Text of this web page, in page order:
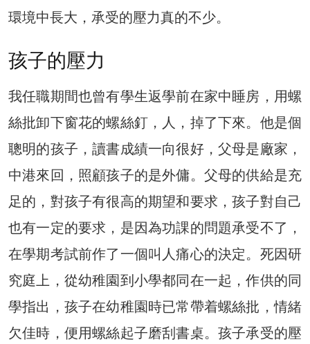
環境中長大，承受的壓力真的不少。
孩子的壓力
我任職期間也曾有學生返學前在家中睡房，用螺
絲批卸下窗花的螺絲釘，人，掉了下來。他是個
聰明的孩子，讀書成績一向很好，父母是廠家，
中港來回，照顧孩子的是外傭。父母的供給是充
足的，對孩子有很高的期望和要求，孩子對自己
也有一定的要求，是因為功課的問題承受不了，
在學期考試前作了一個叫人痛心的決定。死因研
究庭上，從幼稚園到小學都同在一起，作供的同
學指出，孩子在幼稚園時已常帶着螺絲批，情緒
欠佳時，便用螺絲起子磨刮書桌。孩子承受的壓